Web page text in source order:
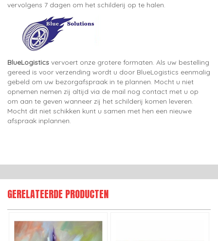
vervolgens 7 dagen om het schilderij op te halen.
BlueLogistics vervoert onze grotere formaten. Als uw bestelling
gereed is voor verzending wordt u door BlueLogistics eenmalig
gebeld om uw bezorgafspraak in te plannen. Mocht u niet
opnemen nemen zij altijd via de mail nog contact met u op
om aan te geven wanneer zij het schilderij komen leveren.
Mocht dit niet schikken kunt u samen met hen een nieuwe
afspraak inplannen.
GERELATEERDE PRODUCTEN